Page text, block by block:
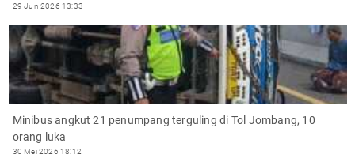
29 Jun 2026 13:33
Minibus angkut 21 penumpang terguling di Tol Jombang, 10
orang luka
30 Mei 2026 18:12